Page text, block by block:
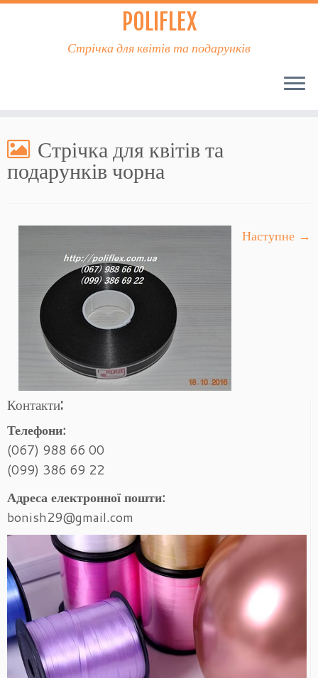
POLIFLEX
Стрічка для квітів та подарунків
Стрічка для квітів та
подарунків чорна
Наступне →
Контакти:
Телефони:
(067) 988 66 00
(099) 386 69 22
Адреса електронної пошти:
bonish29@gmail.com